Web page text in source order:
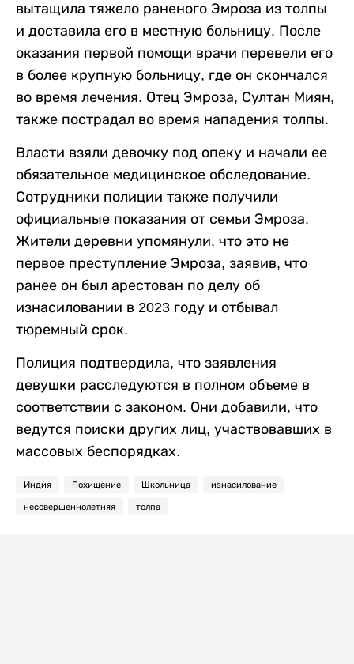
вытащила тяжело раненого Эмроза из толпы
и доставила его в местную больницу. После
оказания первой помощи врачи перевели его
в более крупную больницу, где он скончался
во время лечения. Отец Эмроза, Султан Миян,
также пострадал во время нападения толпы.
Власти взяли девочку под опеку и начали ее
обязательное медицинское обследование.
Сотрудники полиции также получили
официальные показания от семьи Эмроза.
Жители деревни упомянули, что это не
первое преступление Эмроза, заявив, что
ранее он был арестован по делу об
изнасиловании в 2023 году и отбывал
тюремный срок.
Полиция подтвердила, что заявления
девушки расследуются в полном объеме в
соответствии с законом. Они добавили, что
ведутся поиски других лиц, участвовавших в
массовых беспорядках.
Индия Похищение Школьница изнасилование
несовершеннолетняя толпа